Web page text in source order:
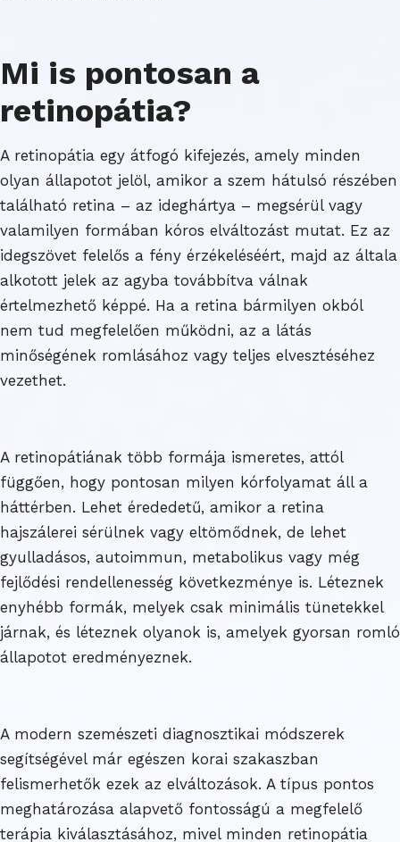
Mi is pontosan a
retinopátia?
A retinopátia egy átfogó kifejezés, amely minden
olyan állapotot jelöl, amikor a szem hátulsó részében
található retina – az ideghártya – megsérül vagy
valamilyen formában kóros elváltozást mutat. Ez az
idegszövet felelős a fény érzékeléséért, majd az általa
alkotott jelek az agyba továbbítva válnak
értelmezhető képpé. Ha a retina bármilyen okból
nem tud megfelelően működni, az a látás
minőségének romlásához vagy teljes elvesztéséhez
vezethet.
A retinopátiának több formája ismeretes, attól
függően, hogy pontosan milyen kórfolyamat áll a
háttérben. Lehet érededetű, amikor a retina
hajszálerei sérülnek vagy eltömődnek, de lehet
gyulladásos, autoimmun, metabolikus vagy még
fejlődési rendellenesség következménye is. Léteznek
enyhébb formák, melyek csak minimális tünetekkel
járnak, és léteznek olyanok is, amelyek gyorsan romló
állapotot eredményeznek.
A modern szemészeti diagnosztikai módszerek
segítségével már egészen korai szakaszban
felismerhetők ezek az elváltozások. A típus pontos
meghatározása alapvető fontosságú a megfelelő
terápia kiválasztásához, mivel minden retinopátia